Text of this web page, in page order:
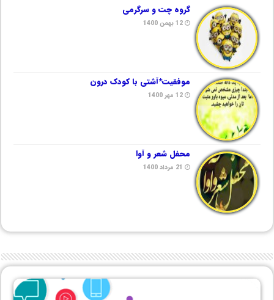
گروه چت و سرگرمی
12 بهمن 1400
موفقیت*آشتی با کودک درون
12 مهر 1400
محفل شعر و آوا
21 مرداد 1400